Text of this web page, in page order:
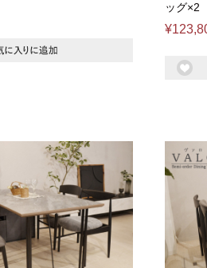
ン収納
ッチンの便利アイテム
ッグ×2